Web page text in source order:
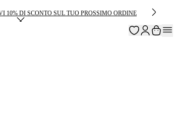
10% DI SCONTO SUL TUO PROSSIMO ORDINE